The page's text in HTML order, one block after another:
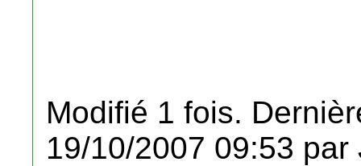
Modifié 1 fois.
19/10/2007 09:53 par